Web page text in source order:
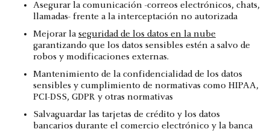
Asegurar la comunicación -correos electrónicos, chats,
llamadas- frente a la interceptación no autorizada
Mejorar la seguridad de los datos en la nube
garantizando que los datos sensibles estén a salvo de
robos y modificaciones externas.
Mantenimiento de la confidencialidad de los datos
sensibles y cumplimiento de normativas como HIPAA,
PCI-DSS, GDPR y otras normativas
Salvaguardar las tarjetas de crédito y los datos
bancarios durante el comercio electrónico y la banca